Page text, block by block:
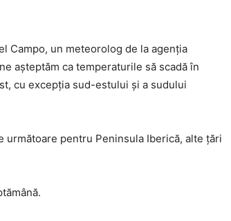
Campo, un meteorolog de la agenția
așteptăm ca temperaturile să scadă în
cu excepția sud-estului și a sudului
pentru Peninsula Iberică, alte ţări